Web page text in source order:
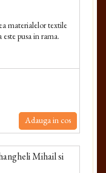
materialelor textile
pusa in rama.
Adauga in cos
Mihail si